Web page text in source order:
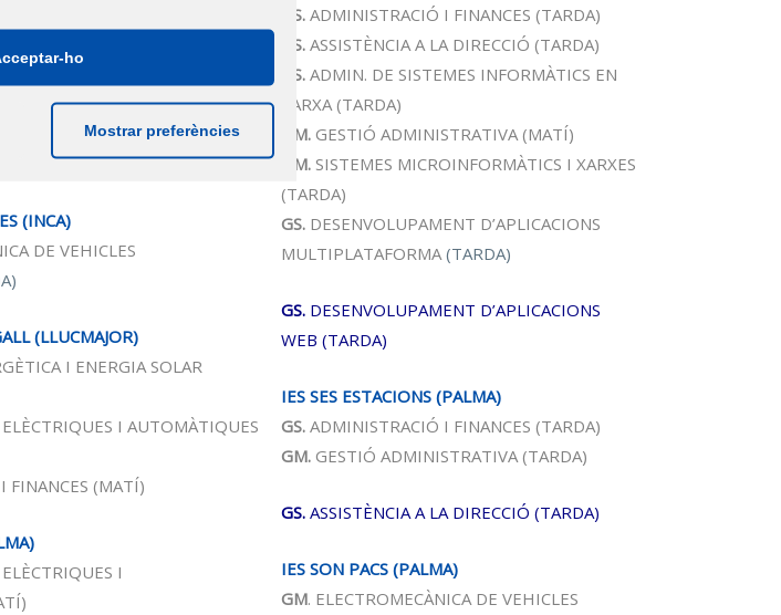
(INCA)
DE VEHICLES
(LLUCMAJOR)
I ENERGIA SOLAR
ELÈCTRIQUES I AUTOMÀTIQUES
FINANCES (MATÍ)
I
GS. ADMINISTRACIÓ I FINANCES (TARDA)
GS.ASSISTÈNCIA A LA DIRECCIÓ (TARDA)
GS. ADMIN. DE SISTEMES INFORMÀTICS EN
XARXA(TARDA)
GM.GESTIÓ ADMINISTRATIVA(MATÍ)
GM.SISTEMES MICROINFORMÀTICS I XARXES
(TARDA)
GS.DESENVOLUPAMENT D’APLICACIONS
MULTIPLATAFORMA (TARDA)
GS.DESENVOLUPAMENT D’APLICACIONS
WEB (TARDA)
IES SES ESTACIONS (PALMA)
GS.ADMINISTRACIÓ I FINANCES (TARDA)
GM. GESTIÓ ADMINISTRATIVA(TARDA)
GS. ASSISTÈNCIA A LA DIRECCIÓ (TARDA)
IES SON PACS (PALMA)
GM. ELECTROMECÀNICA DE VEHICLES
ho
Mostrar preferències